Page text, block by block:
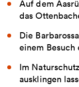
Auf dem
das
Die
einem Besuch
Im
ausklingen